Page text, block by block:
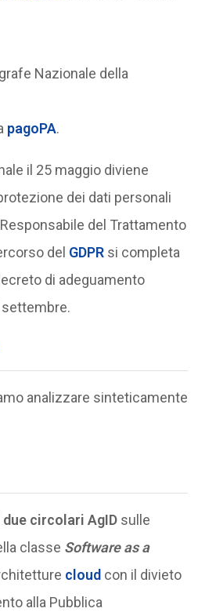
Nazionale della
pagoPA.
il 25 maggio diviene
dei dati personali
del Trattamento
del GDPRsi completa
di adeguamento
settembre.
analizzare sinteticamente
due circolari AgIDsulle
classe Software as a
cloud con il divieto
alla Pubblica